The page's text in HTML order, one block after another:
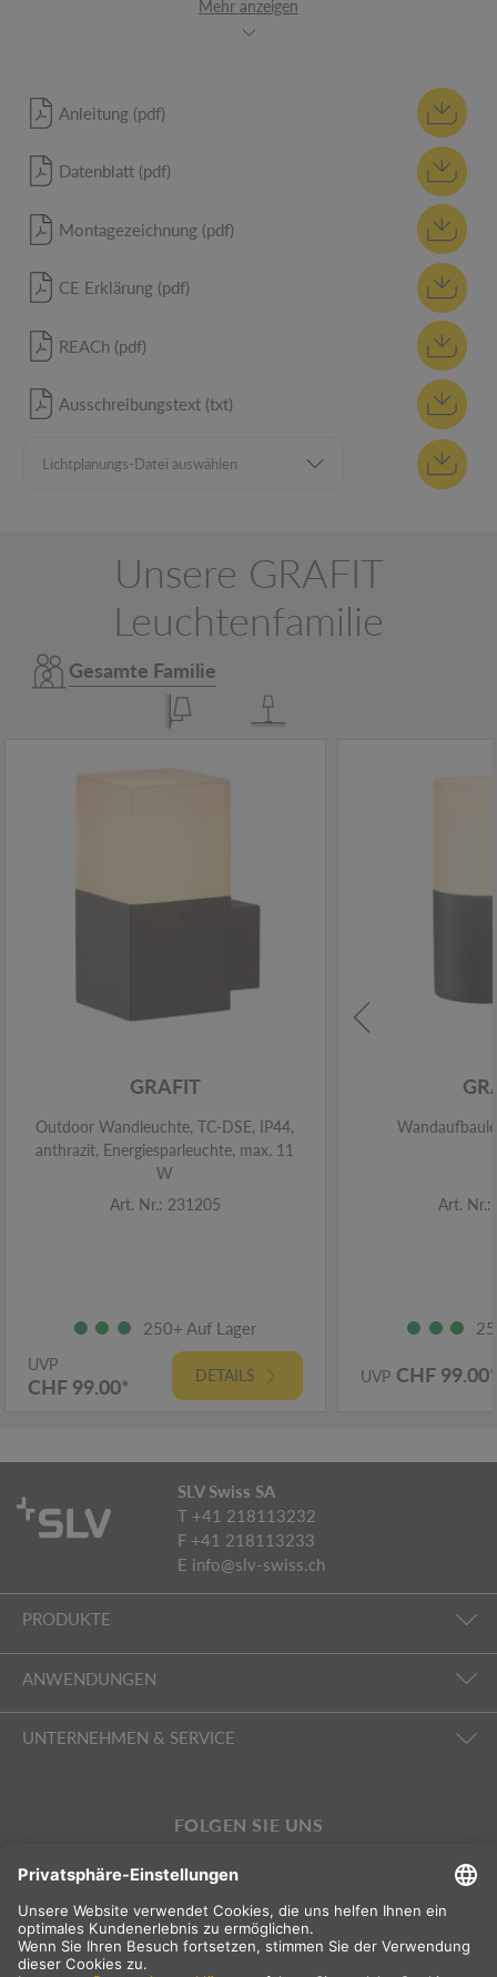
Mehr anzeigen
Anleitung (pdf)
Datenblatt (pdf)
Montagezeichnung (pdf)
CE Erklärung (pdf)
REACh (pdf)
Ausschreibungstext (txt)
Unsere GRAFIT
Leuchtenfamilie
Gesamte Familie
GRAFIT
Outdoor Wandleuchte, TC-DSE, IP44,
anthrazit, Energiesparleuchte, max. 11
W
Art. Nr.: 231205
250+ Auf Lager
UVP
CHF 99.00* DETAILS
Art.
UVP CHF
SLV Swiss SA
T +41 218113232
F +41 218113233
E info@slv-swiss.ch
PRODUKTE
ANWENDUNGEN
UNTERNEHMEN & SERVICE
FOLGEN SIE UNS
INTERNATIONAL